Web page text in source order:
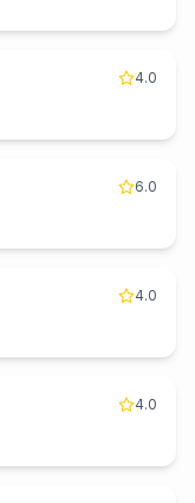
4.0
6.0
4.0
4.0